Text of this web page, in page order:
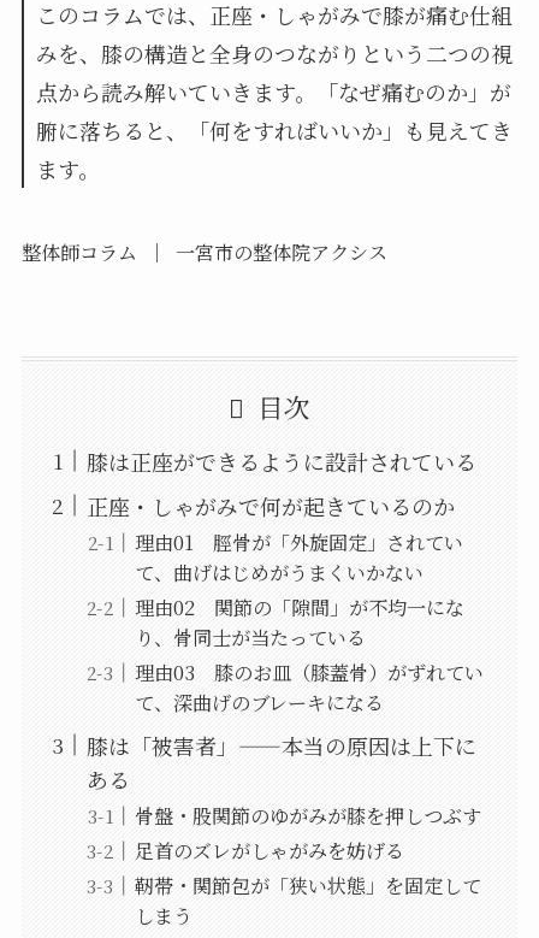
このコラムでは、正座・しゃがみで膝が痛む仕組
みを、膝の構造と全身のつながりという二つの視
点から読み解いていきます。「なぜ痛むのか」が
腑に落ちると、「何をすればいいか」も見えてき
ます。
整体師コラム ｜ 一宮市の整体院アクシス
目次
膝は正座ができるように設計されている
正座・しゃがみで何が起きているのか
理由01 脛骨が「外旋固定」されてい
て、曲げはじめがうまくいかない
理由02 関節の「隙間」が不均一にな
り、骨同士が当たっている
理由03 膝のお皿（膝蓋骨）がずれてい
て、深曲げのブレーキになる
膝は「被害者」——本当の原因は上下に
ある
骨盤・股関節のゆがみが膝を押しつぶす
足首のズレがしゃがみを妨げる
靭帯・関節包が「狭い状態」を固定して
しまう